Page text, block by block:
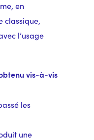
en
classique,
l’usage
vis-à-vis
les
une